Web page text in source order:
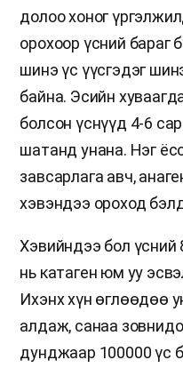
долоо хоног
орохоор үсний бараг
шинэ үс үүсгэдэг
байна. Эсийн
болсон үснүүд 4-6
шатанд унана. Нэг
завсарлага авч,
хэвэндээ ороход
Хэвийндээ бол үсний
нь катаген юм уу
Ихэнх хүн өглөөдөө
алдаж, санаа
дунджаар 100000 үс